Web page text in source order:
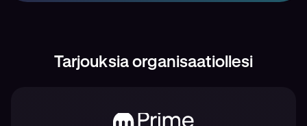
Tarjouksia organisaatiollesi